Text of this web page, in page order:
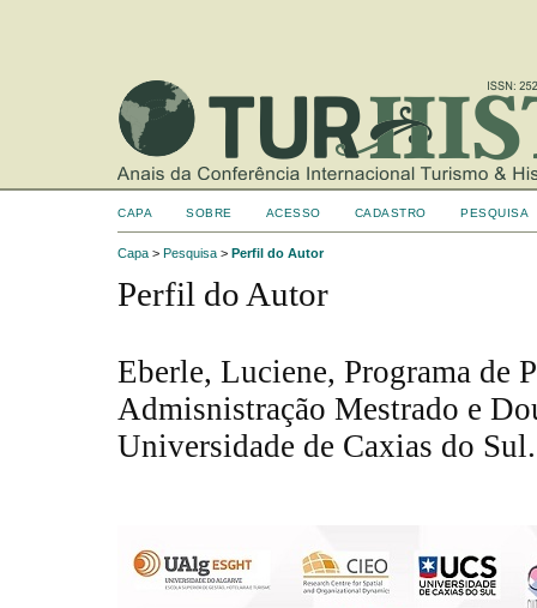
CAPA SOBRE ACESSO CADASTRO PESQUISA
Capa > Pesquisa > Perfil do Autor
Perfil do Autor
Eberle, Luciene, Programa de
Admisnistração Mestrado e
Universidade de Caxias do